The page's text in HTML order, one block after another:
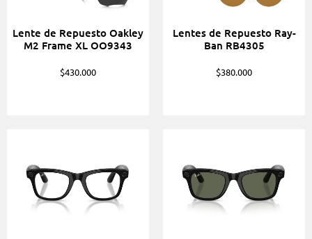
Lente de Repuesto Oakley
M2 Frame XL OO9343
$430.000
Lentes de Repuesto Ray-
Ban RB4305
$380.000